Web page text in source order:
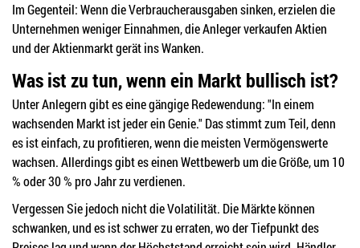
Im Gegenteil: Wenn die Verbraucherausgaben sinken, erzielen die
Unternehmen weniger Einnahmen, die Anleger verkaufen Aktien
und der Aktienmarkt gerät ins Wanken.
Was ist zu tun, wenn ein Markt bullisch ist?
Unter Anlegern gibt es eine gängige Redewendung: "In einem
wachsenden Markt ist jeder ein Genie." Das stimmt zum Teil, denn
es ist einfach, zu profitieren, wenn die meisten Vermögenswerte
wachsen. Allerdings gibt es einen Wettbewerb um die Größe, um 10
% oder 30 % pro Jahr zu verdienen.
Vergessen Sie jedoch nicht die Volatilität. Die Märkte können
schwanken, und es ist schwer zu erraten, wo der Tiefpunkt des